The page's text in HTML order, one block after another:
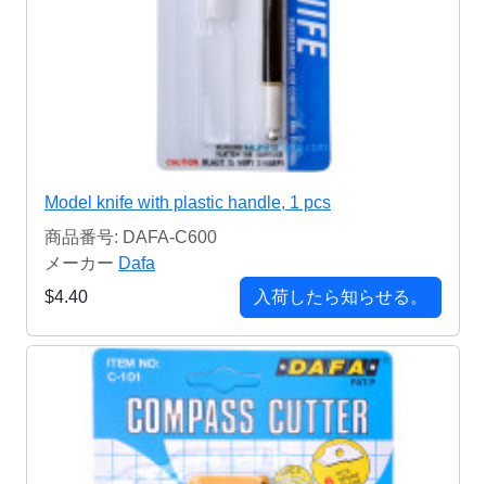
Model knife with plastic handle, 1 pcs
商品番号: DAFA-C600
メーカー Dafa
$4.40
入荷したら知らせる。